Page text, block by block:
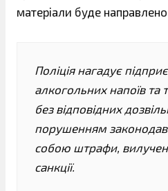
матеріали буде
Поліція нагадує
алкогольних напоїв та
без відповідних
порушенням
собою штрафи,
санкції.